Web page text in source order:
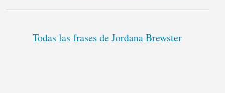
Todas las frases de Jordana Brewster